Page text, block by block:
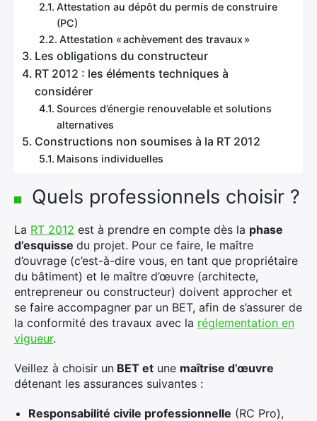
Attestation au dépôt du permis de construire
(PC)
Attestation « achèvement des travaux »
Les obligations du constructeur
RT 2012 : les éléments techniques à
considérer
Sources d’énergie renouvelable et solutions
alternatives
Constructions non soumises à la RT 2012
Maisons individuelles
Quels professionnels choisir ?
La RT 2012 est à prendre en compte dès la phase
d’esquisse du projet. Pour ce faire, le maître
d’ouvrage (c’est-à-dire vous, en tant que propriétaire
du bâtiment) et le maître d’œuvre (architecte,
entrepreneur ou constructeur) doivent approcher et
se faire accompagner par un BET, afin de s’assurer de
la conformité des travaux avec la réglementation en
vigueur.
Veillez à choisir un BET et une maîtrise d’œuvre
détenant les assurances suivantes :
Responsabilité civile professionnelle (RC Pro),